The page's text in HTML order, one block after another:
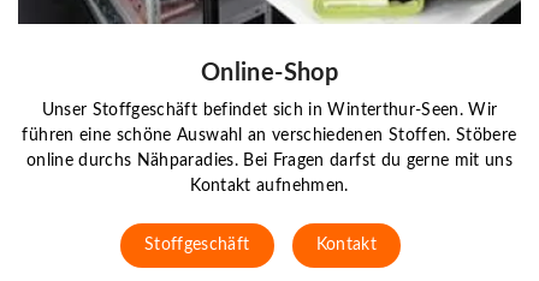
Online-Shop
Unser Stoffgeschäft befindet sich in Winterthur-Seen. Wir
führen eine schöne Auswahl an verschiedenen Stoffen. Stöbere
online durchs Nähparadies. Bei Fragen darfst du gerne mit uns
Kontakt aufnehmen.
Stoffgeschäft Kontakt